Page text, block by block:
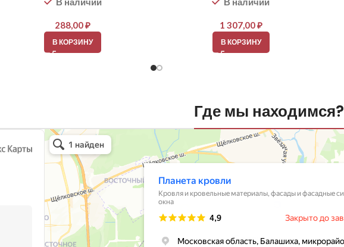
288,00₽
В КОРЗИНУ
1 307,00₽
В КОРЗИНУ
Где мы находимся?
Планета кровли
Кровля и кровельные материалы в Балашихе
Окна в Балашихе